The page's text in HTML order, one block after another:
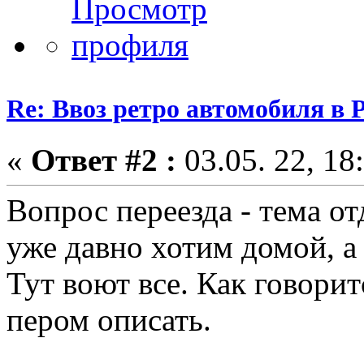
Re: Ввоз ретро автомобиля
« Ответ #2 : 03.05. 22,
Вопрос переезда - тема
уже давно хотим домой, а
Тут воют все. Как
пером описать.